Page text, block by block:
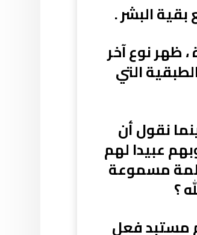
البشر .
، ظهر نوع آخر
التي
نقول أن
عبيدا لهم
مسموعة
؟
مستبد فعل